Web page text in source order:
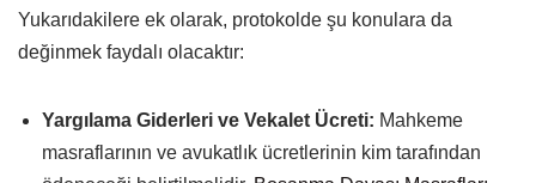
Yukarıdakilere ek olarak, protokolde şu konulara da
değinmek faydalı olacaktır:
Yargılama Giderleri ve Vekalet Ücreti: Mahkeme
masraflarının ve avukatlık ücretlerinin kim tarafından